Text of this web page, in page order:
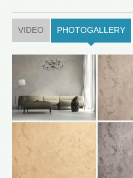
VIDEO PHOTOGALLERY